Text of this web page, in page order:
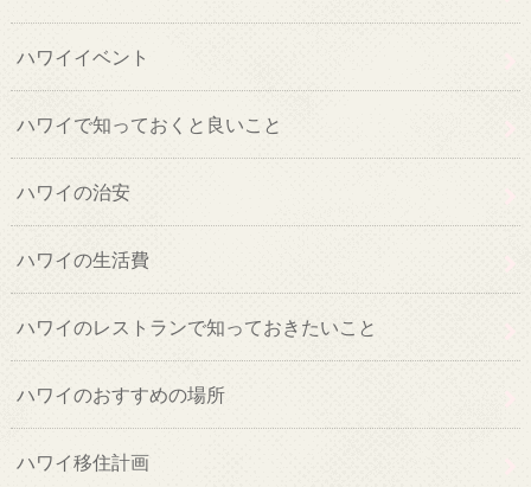
ハワイイベント
ハワイで知っておくと良いこと
ハワイの治安
ハワイの生活費
ハワイのレストランで知っておきたいこと
ハワイのおすすめの場所
ハワイ移住計画